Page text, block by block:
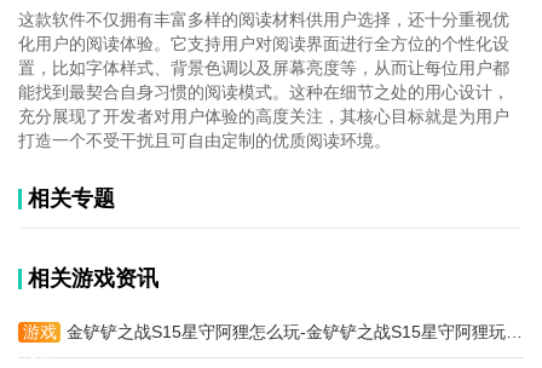
这款软件不仅拥有丰富多样的阅读材料供用户选择，还十分重视优
化用户的阅读体验。它支持用户对阅读界面进行全方位的个性化设
置，比如字体样式、背景色调以及屏幕亮度等，从而让每位用户都
能找到最契合自身习惯的阅读模式。这种在细节之处的用心设计，
充分展现了开发者对用户体验的高度关注，其核心目标就是为用户
打造一个不受干扰且可自由定制的优质阅读环境。
相关专题
相关游戏资讯
游戏